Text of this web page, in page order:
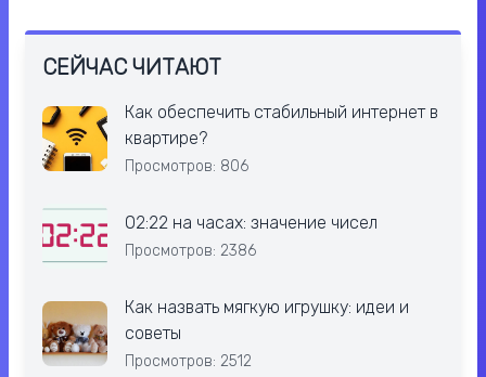
СЕЙЧАС ЧИТАЮТ
Как обеспечить стабильный интернет в
квартире?
Просмотров: 806
02:22 на часах: значение чисел
Просмотров: 2386
Как назвать мягкую игрушку: идеи и
советы
Просмотров: 2512